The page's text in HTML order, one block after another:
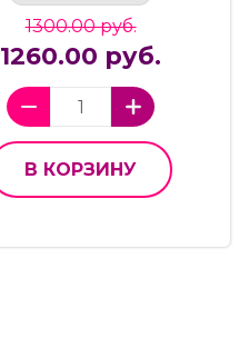
1300.00 руб.
1260.00 руб.
В КОРЗИНУ